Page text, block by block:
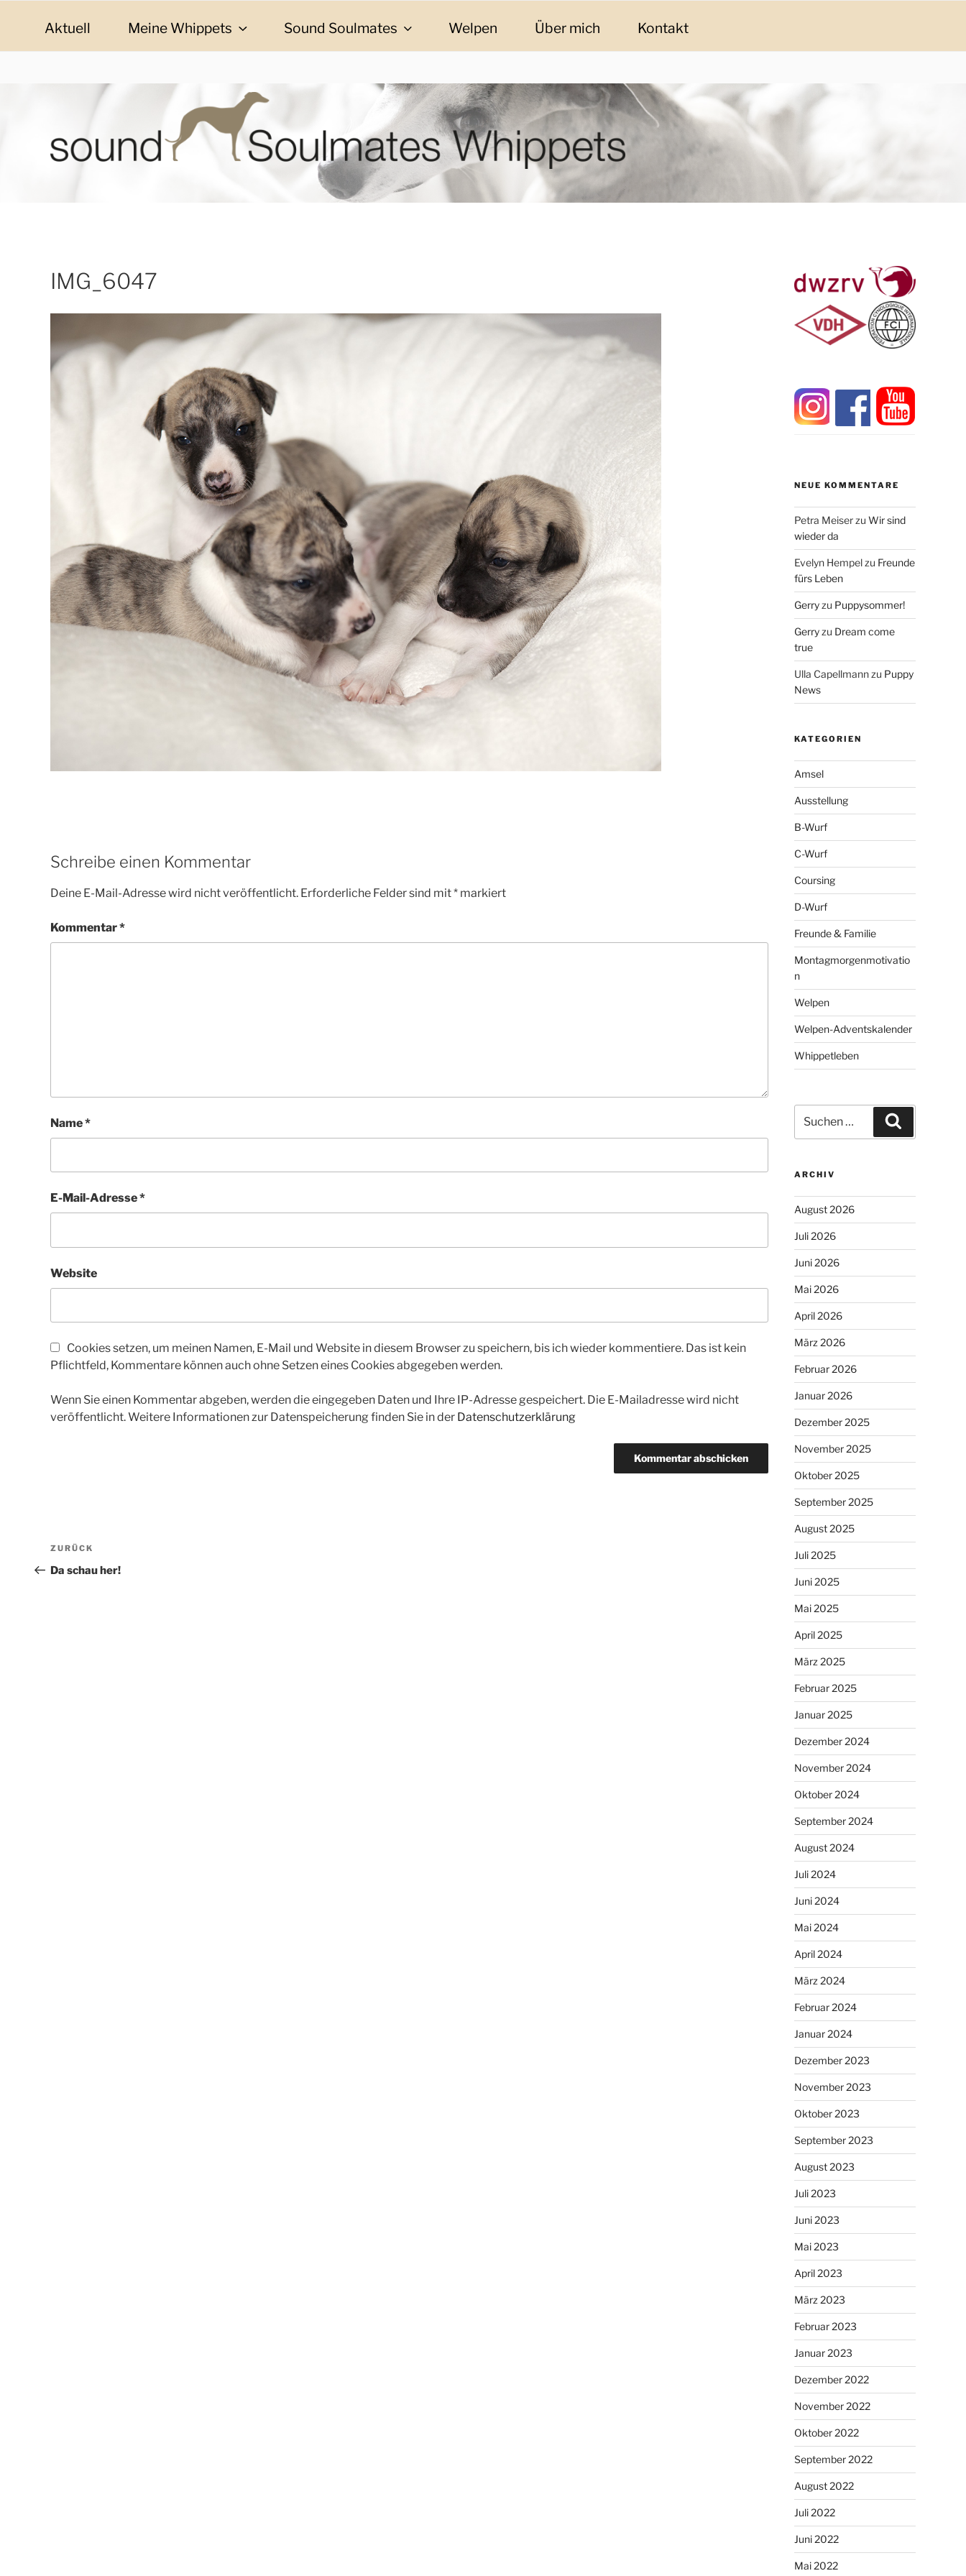
SOUND SOULMATES WHIPPETS
sound Soulmates – Whippets fürs Leben! Bilder, Geschichten und Informationen
Aktuell Meine Whippets Sound Soulmates Welpen Über mich Kontakt
IMG_6047
Schreibe einen Kommentar
Deine E-Mail-Adresse wird nicht veröffentlicht. Erforderliche Felder sind mit* markiert
Kommentar*
Name*
E-Mail-Adresse*
Website
Cookies setzen, um meinen Namen, E-Mail und Website in diesem Browser zu speichern, bis ich wieder kommentiere. Das ist kein
Pflichtfeld, Kommentare können auch ohne Setzen eines Cookies abgegeben werden.
Wenn Sie einen Kommentar abgeben, werden die eingegeben Daten und Ihre IP-Adresse gespeichert. Die E-Mailadresse wird nicht
veröffentlicht. Weitere Informationen zur Datenspeicherung finden Sie in der Datenschutzerklärung
Beitragsnavigation
Vorheriger
Beitrag
ZURÜCK
Da schau her!
NEUE KOMMENTARE
Petra Meiser zuWir sind
wieder da
Evelyn Hempel zu Freunde
fürs Leben
Gerry zu Puppysommer!
Gerry zu Dream come
true
Ulla Capellmann zu Puppy
News
KATEGORIEN
Amsel
Ausstellung
B-Wurf
C-Wurf
Coursing
D-Wurf
Freunde & Familie
Montagmorgenmotivatio
n
Welpen
Welpen-Adventskalender
Whippetleben
nach:
ARCHIV
August 2026
Juli 2026
Juni 2026
Mai 2026
April 2026
März 2026
Februar 2026
Januar 2026
Dezember 2025
November 2025
Oktober 2025
September 2025
August 2025
Juli 2025
Juni 2025
Mai 2025
April 2025
März 2025
Februar 2025
Januar 2025
Dezember 2024
November 2024
Oktober 2024
September 2024
August 2024
Juli 2024
Juni 2024
Mai 2024
April 2024
März 2024
Februar 2024
Januar 2024
Dezember 2023
November 2023
Oktober 2023
September 2023
August 2023
Juli 2023
Juni 2023
Mai 2023
April 2023
März 2023
Februar 2023
Januar 2023
Dezember 2022
November 2022
Oktober 2022
September 2022
August 2022
Juli 2022
Juni 2022
Mai 2022